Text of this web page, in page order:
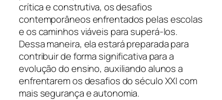
crítica e construtiva, os desafios
contemporâneos enfrentados pelas escolas
e os caminhos viáveis para superá-los.
Dessa maneira, ela estará preparada para
contribuir de forma significativa para a
evolução do ensino, auxiliando alunos a
enfrentarem os desafios do século XXI com
mais segurança e autonomia.